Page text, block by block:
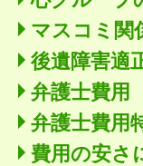
マスコミ関
後遺障害適
弁護士費用
弁護士費用
費用の安さ